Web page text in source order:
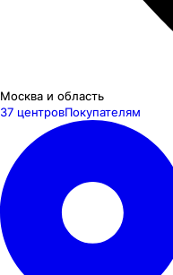
Москва и область
37 центровПокупателям